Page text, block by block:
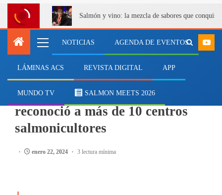
Salmón y vino: la mezcla de sabores que
NOTICIAS AGENDA DE EVENTOS
LÁMINAS ACS REVISTA DIGITAL APP
MUNDO TV SALMON MEETS 2026
Por desempeño 2023: Salmofood
reconoció a más de 10 centros
salmonicultores
enero 22, 2024 3 lectura mínima